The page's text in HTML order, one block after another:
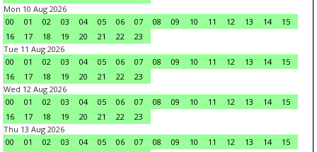
Mon 10 Aug 2026
00
01 02 03 04 05 06 07 08 09 10 11 12 13 14
15
16
17 18 19 20 21 22
23
Tue 11 Aug 2026
00
01 02 03 04 05 06 07 08 09 10 11 12 13 14
15
16
17 18 19 20 21 22
23
Wed 12 Aug 2026
00
01 02 03 04 05 06 07 08 09 10 11 12 13 14
15
16
17 18 19 20 21 22
23
Thu 13 Aug 2026
00
01 02 03 04 05 06 07 08 09 10 11 12 13 14
15